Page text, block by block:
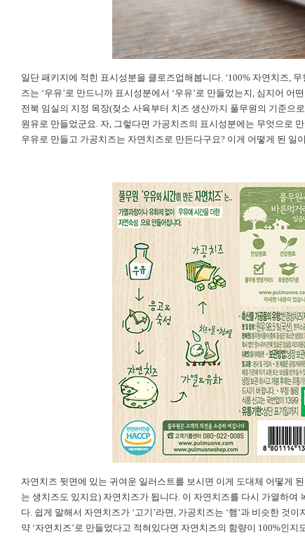
일단 패키지에 적힌 표시성분을 클로즈업해봅니다. ‘100% 자연치즈,
즈는 ‘우유’로 만드니까 표시성분에서 ‘우유’로 만들었는지, 심지어
전북 임실의 지정 목장(젖소 사육부터 치즈 생산까지 풀무원의 기준으
원유로 만들었군요. 자, 그렇다면 가공치즈의 표시성분에는 무엇으로
우유로 만들고 가공치즈는 자연치즈로 만든다구요? 이게 어떻게 된 일
자연치즈 뒷면에 있는 귀여운 일러스트를 보시면 이게 도대체 어떻게
는 생치즈도 있지요) 자연치즈가 됩니다. 이 자연치즈를 다시 가열하여
다. 쉽게 말해서 자연치즈가 ‘고기’라면, 가공치즈는 ‘햄’과 비슷한 것
약 ‘자연치즈’로 만들었다고 적혀있다면 자연치즈의 함량이 100%인지